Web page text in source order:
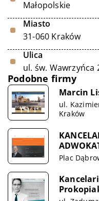
Małopolskie
Miasto
31-060 Kraków
Ulica
ul. św. Wawrzyńca
Podobne firmy
Marcin
ul.
Kraków
Plac